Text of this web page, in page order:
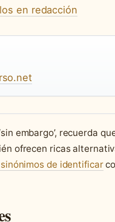
en redacción
embargo’, recuerda
ofrecen ricas
de identificar